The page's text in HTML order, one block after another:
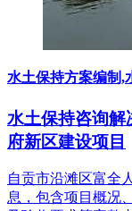
水土保持方案编制,
水土保持咨询解
府新区建设项目
自贡市沿滩区富全
息，包含项目概况